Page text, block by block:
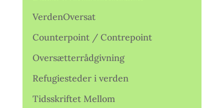
VerdenOversat
Counterpoint / Contrepoint
Oversætterrådgivning
Refugiesteder i verden
Tidsskriftet Mellom